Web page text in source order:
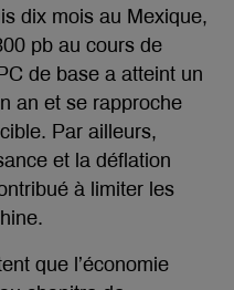
dix mois au Mexique,
pb au cours de
de base a atteint un
an et se rapproche
Par ailleurs,
et la déflation
à limiter les
que l’économie